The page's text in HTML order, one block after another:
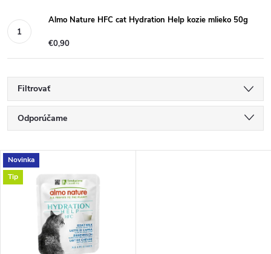
Almo Nature HFC cat Hydration Help kozie mlieko 50g
€0,90
Filtrovať
R
a
d
Odporúčame
Najdrahšie
Najpredávanejšie
Abecedne
V
ý
Novinka
Tip